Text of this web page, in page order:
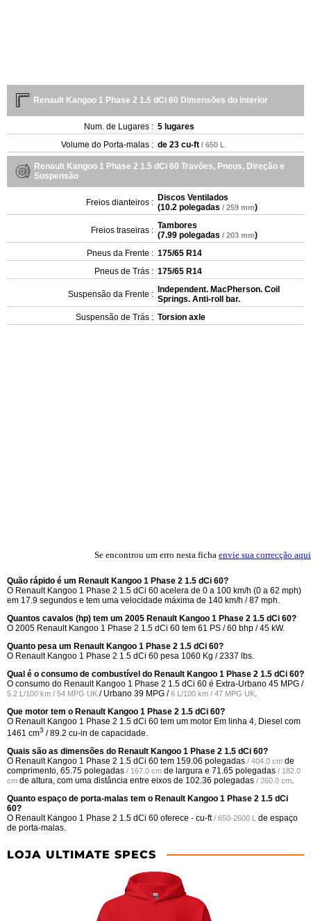
Renault Kangoo 1 Phase 2 1.5 dCi 60 Dimensões do interior
Num. de Lugares : 5 lugares
Volume do Porta-malas : de 23 cu-ft / 650 L
Renault Kangoo 1 Phase 2 1.5 dCi 60 Travões, Pneus, Direção e
Suspensão
Freios dianteiros : Discos Ventilados
(10.2 polegadas / 259 mm)
Freios traseiras : Tambores
(7.99 polegadas / 203 mm)
Pneus da Frente : 175/65 R14
Pneus de Trás : 175/65 R14
Suspensão da Frente :
Independent. MacPherson. Coil
Springs. Anti-roll bar.
Suspensão de Trás : Torsion axle
Se encontrou um erro nesta ficha envie sua correcção aqui
Quão rápido é um Renault Kangoo 1 Phase 2 1.5 dCi 60?
O Renault Kangoo 1 Phase 2 1.5 dCi 60 acelera de 0 a 100 km/h (0 a 62 mph)
em 17.9 segundos e tem uma velocidade máxima de 140 km/h / 87 mph.
Quantos cavalos (hp) tem um 2005 Renault Kangoo 1 Phase 2 1.5 dCi 60?
O 2005 Renault Kangoo 1 Phase 2 1.5 dCi 60 tem 61 PS / 60 bhp / 45 kW.
Quanto pesa um Renault Kangoo 1 Phase 2 1.5 dCi 60?
O Renault Kangoo 1 Phase 2 1.5 dCi 60 pesa 1060 Kg / 2337 lbs.
Qual é o consumo de combustível do Renault Kangoo 1 Phase 2 1.5 dCi 60?
O consumo do Renault Kangoo 1 Phase 2 1.5 dCi 60 é Extra-Urbano 45 MPG /
5.2 L/100 km / 54 MPG UK / Urbano 39 MPG /6 L/100 km / 47 MPG UK.
Que motor tem o Renault Kangoo 1 Phase 2 1.5 dCi 60?
O Renault Kangoo 1 Phase 2 1.5 dCi 60 tem um motor Em linha 4, Diesel com
1461 cm3 / 89.2 cu-in de capacidade.
Quais são as dimensões do Renault Kangoo 1 Phase 2 1.5 dCi 60?
O Renault Kangoo 1 Phase 2 1.5 dCi 60 tem 159.06 polegadas / 404.0 cm de
comprimento, 65.75 polegadas / 167.0 cm de largura e 71.65 polegadas / 182.0
cm de altura, com uma distância entre eixos de 102.36 polegadas / 260.0 cm.
Quanto espaço de porta-malas tem o Renault Kangoo 1 Phase 2 1.5 dCi
60?
O Renault Kangoo 1 Phase 2 1.5 dCi 60 oferece - cu-ft / 650-2600 L de espaço
de porta-malas.
LOJA ULTIMATE SPECS